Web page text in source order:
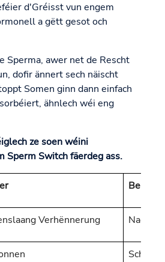
d'Gréisst vun engem
a gëtt gesot och
Sperma, awer net de Rescht
dofir ännert sech näischt
Somen ginn dann einfach
ähnlech wéi eng
ze soen wéini
Sperm Switch fäerdeg ass.
Verhënnerung Nach
Schützt